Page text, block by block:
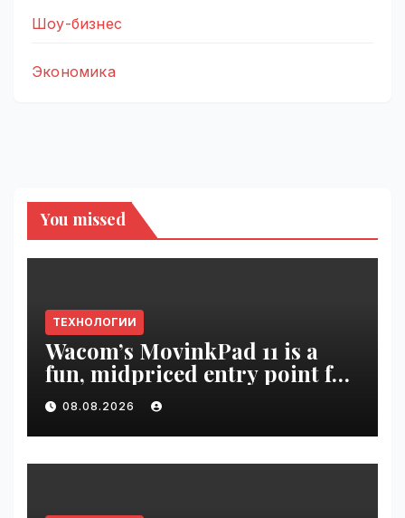
Шоу-бизнес
Экономика
You missed
ТЕХНОЛОГИИ
Wacom’s MovinkPad 11 is a
fun, midpriced entry point for
digital artists | VseTime.ru
08.08.2026